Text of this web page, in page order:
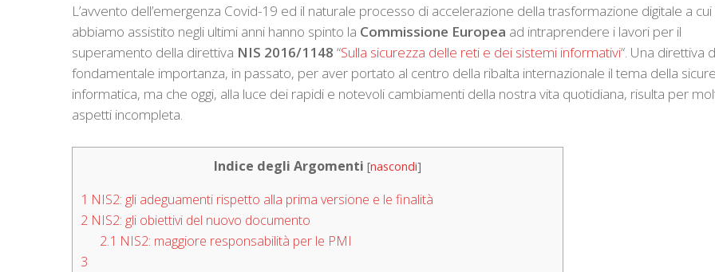
L’avvento dell’emergenza Covid-19 ed il naturale processo di accelerazione della trasformazione digitale a cui
abbiamo assistito negli ultimi anni hanno spinto la Commissione Europea ad intraprendere i lavori per il
superamento della direttiva NIS 2016/1148 “Sulla sicurezza delle reti e dei sistemi informativi“. Una direttiva
fondamentale importanza, in passato, per aver portato al centro della ribalta internazionale il tema della
informatica, ma che oggi, alla luce dei rapidi e notevoli cambiamenti della nostra vita quotidiana, risulta per
aspetti incompleta.
Indice degli Argomenti [nascondi]
1 NIS2: gli adeguamenti rispetto alla prima versione e le finalità
2 NIS2: gli obiettivi del nuovo documento
2.1 NIS2: maggiore responsabilità per le PMI
3